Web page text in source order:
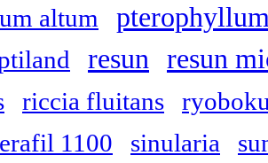
altum
resun resun
riccia fluitans
1100 sinularia